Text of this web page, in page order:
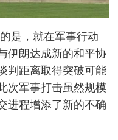
是，就在军事行动
伊朗达成新的和平协
判距离取得突破可能
次军事打击虽然规模
进程增添了新的不确